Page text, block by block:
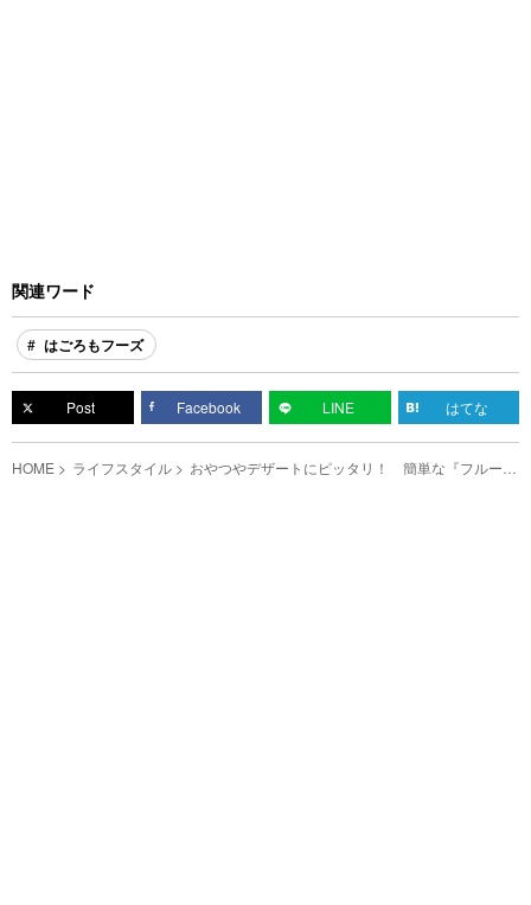
関連ワード
はごろもフーズ
Post Facebook LINE はてな
HOME ライフスタイル おやつやデザートにピッタリ！ 簡単な『フルーツ
寒天玉』の作り方とは？